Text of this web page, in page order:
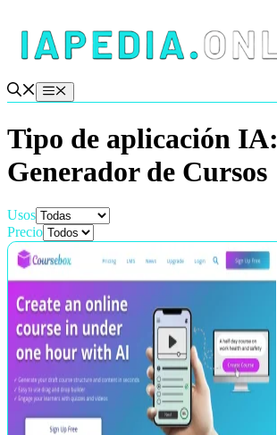
contenido
Menú
Tipo de aplicación IA:
Generador de Cursos
Usos
Precio